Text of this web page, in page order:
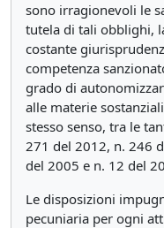
sono irragionevoli le
tutela di tali obblighi,
costante
competenza
grado di
alle materie
stesso senso, tra le
271 del 2012, n. 246
del 2005 e n. 12 del
Le disposizioni
pecuniaria per ogni